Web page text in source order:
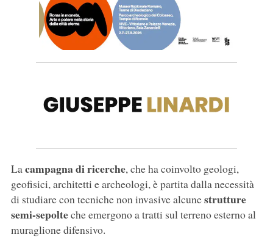
Lacampagna di ricerche, che ha coinvolto geologi,
geofisici, architetti e archeologi, è partita dalla necessità
di studiare con tecniche non invasive alcunestrutture
semi-sepolteche emergono a tratti sul terreno esterno al
muraglione difensivo.